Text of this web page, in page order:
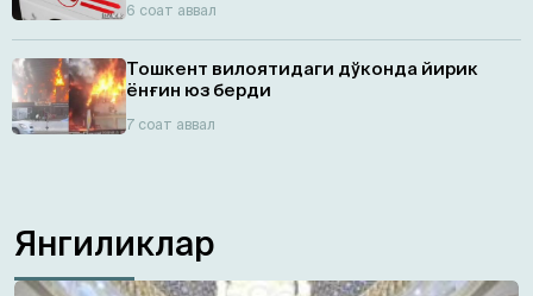
6 соат аввал
Тошкент вилоятидаги дўконда йирик
ёнғин юз берди
7 соат аввал
Янгиликлар